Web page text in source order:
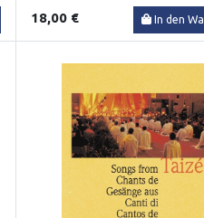
18,00 € In den